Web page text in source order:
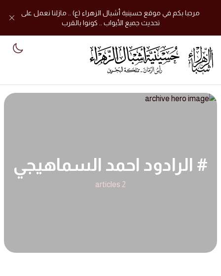
مرحبا بكم في موقع حسينية أشبال الزهراء (ع) .. مازلنا نعمل على
تحديث جميع الأبواب .. كونوا بالقرب
# الرادود احمد السماهيجي
2 articles